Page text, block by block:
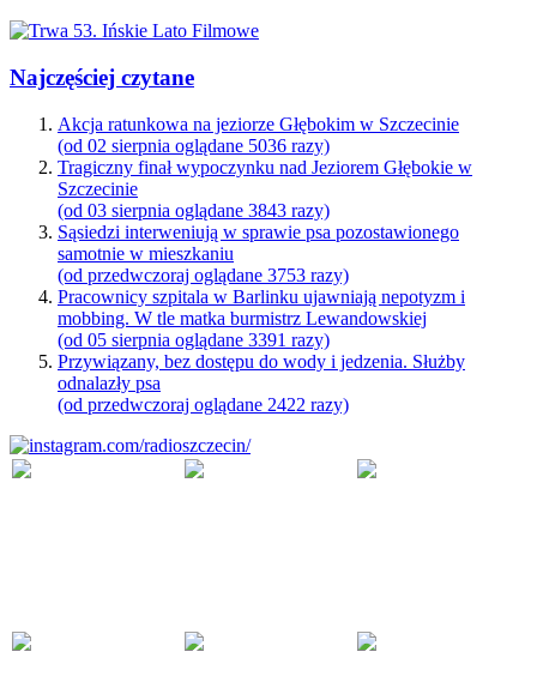
Najczęściej czytane
Akcja ratunkowa na jeziorze Głębokim w Szczecinie
(od 02 sierpnia oglądane 5036 razy)
Tragiczny finał wypoczynku nad Jeziorem Głębokie w
Szczecinie
(od 03 sierpnia oglądane 3843 razy)
Sąsiedzi interweniują w sprawie psa pozostawionego
samotnie w mieszkaniu
(od przedwczoraj oglądane 3753 razy)
Pracownicy szpitala w Barlinku ujawniają nepotyzm i
mobbing. W tle matka burmistrz Lewandowskiej
(od 05 sierpnia oglądane 3391 razy)
Przywiązany, bez dostępu do wody i jedzenia. Służby
odnalazły psa
(od przedwczoraj oglądane 2422 razy)